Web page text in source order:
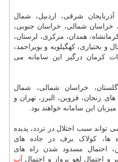
آذربایجان شرقی، اردبیل، شمال
خراسان شمالی، خراسان جنوبی،
همدان، مرکزی، لرستان،
بختیاری، کهگیلویه و بویراحمد،
کرمان درگیر این سامانه می
گلستان، خراسان شمالی، شمال
زنجان، قزوین، البرز، تهران و
سبب اختلال در تردد، پدیده
ها، کولاک برف در جاده های
احتمال مسدود شدن راه های
و احتمال لغو پرواز و احتمال آب